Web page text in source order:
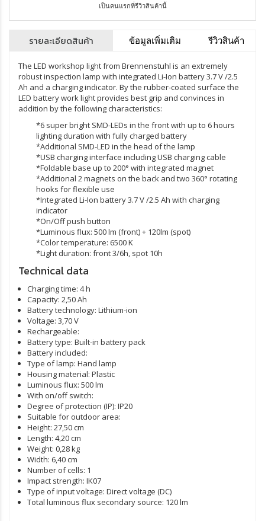
เป็นคนแรกที่รีวิวสินค้านี้
รายละเอียดสินค้า ข้อมูลเพิ่มเติม รีวิวสินค้า
The LED workshop light from Brennenstuhl is an extremely
robust inspection lamp with integrated Li-Ion battery 3.7 V /2.5
Ah and a charging indicator. By the rubber-coated surface the
LED battery work light provides best grip and convinces in
addition by the following characteristics:
*6 super bright SMD-LEDs in the front with up to 6 hours
lighting duration with fully charged battery
*Additional SMD-LED in the head of the lamp
*USB charging interface including USB charging cable
*Foldable base up to 200° with integrated magnet
*Additional 2 magnets on the back and two 360° rotating
hooks for flexible use
*Integrated Li-Ion battery 3.7 V /2.5 Ah with charging
indicator
*On/Off push button
*Luminous flux: 500 lm (front) + 120lm (spot)
*Color temperature: 6500 K
*Light duration: front 3/6h, spot 10h
Technical data
Charging time: 4 h
Capacity: 2,50 Ah
Battery technology: Lithium-ion
Voltage: 3,70 V
Rechargeable:
Battery type: Built-in battery pack
Battery included:
Type of lamp: Hand lamp
Housing material: Plastic
Luminous flux: 500 lm
With on/off switch:
Degree of protection (IP): IP20
Suitable for outdoor area:
Height: 27,50 cm
Length: 4,20 cm
Weight: 0,28 kg
Width: 6,40 cm
Number of cells: 1
Impact strength: IK07
Type of input voltage: Direct voltage (DC)
Total luminous flux secondary source: 120 lm